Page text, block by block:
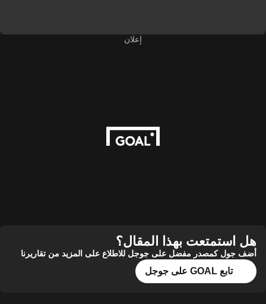
بهذا المقال؟
كمصدر مفضل على جوجل للاطلاع على المزيد من تقاريرنا
تابع GOAL على جوجل